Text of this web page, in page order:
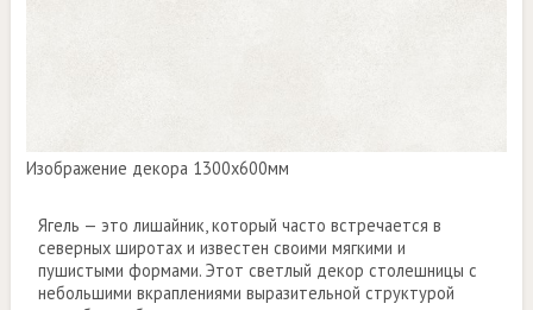
Изображение декора 1300х600мм
Ягель — это лишайник, который часто встречается в
северных широтах и известен своими мягкими и
пушистыми формами. Этот светлый декор столешницы с
небольшими вкраплениями выразительной структурой